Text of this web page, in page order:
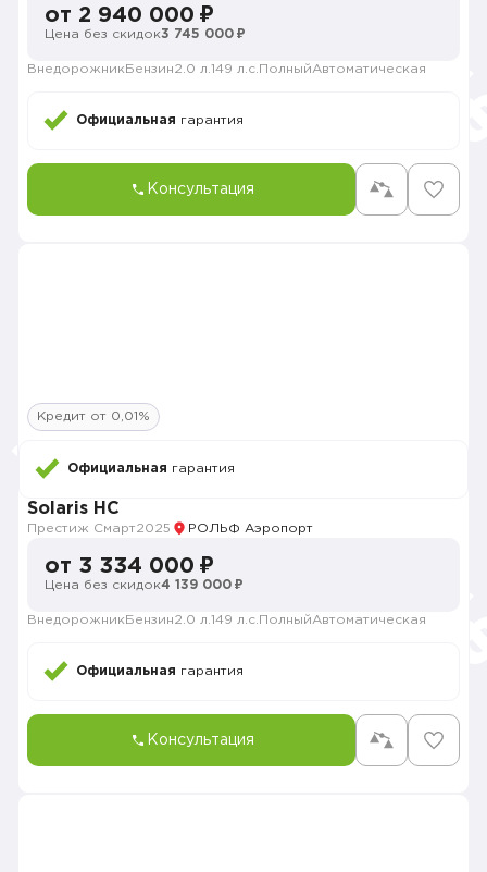
от 2 940 000 ₽
Цена без скидок3 745 000 ₽
Внедорожник Бензин2.0 л. 149 л.с. ПолныйАвтоматическая
Официальная гарантия
Консультация
Кредит от 0,01%
Официальная гарантия
Solaris HC
Престиж Смарт2025 РОЛЬФ Аэропорт
от 3 334 000 ₽
Цена без скидок4 139 000 ₽
Внедорожник Бензин2.0 л. 149 л.с. ПолныйАвтоматическая
Официальная гарантия
Консультация